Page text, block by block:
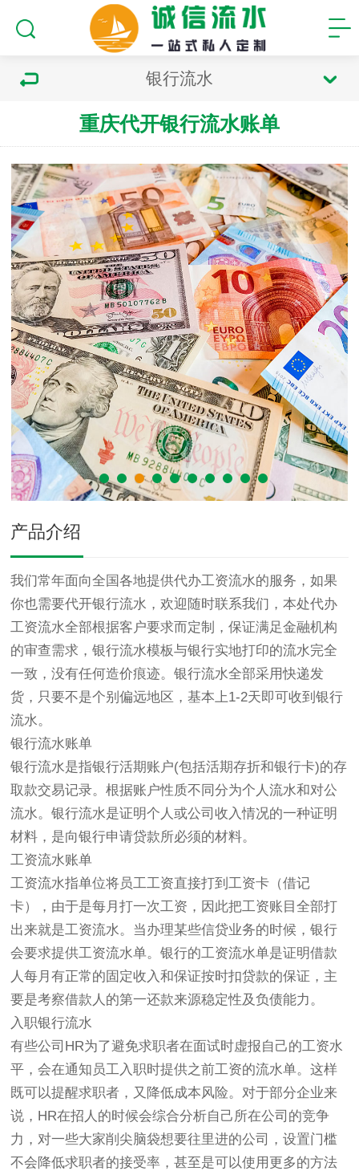
银行流水
重庆代开银行流水账单
产品介绍
我们常年面向全国各地提供代办工资流水的服务，如果
你也需要代开银行流水，欢迎随时联系我们，本处代办
工资流水全部根据客户要求而定制，保证满足金融机构
的审查需求，银行流水模板与银行实地打印的流水完全
一致，没有任何造价痕迹。银行流水全部采用快递发
货，只要不是个别偏远地区，基本上1-2天即可收到银行
流水。
银行流水账单
银行流水是指银行活期账户(包括活期存折和银行卡)的存
取款交易记录。根据账户性质不同分为个人流水和对公
流水。银行流水是证明个人或公司收入情况的一种证明
材料，是向银行申请贷款所必须的材料。
工资流水账单
工资流水指单位将员工工资直接打到工资卡（借记
卡），由于是每月打一次工资，因此把工资账目全部打
出来就是工资流水。当办理某些信贷业务的时候，银行
会要求提供工资流水单。银行的工资流水单是证明借款
人每月有正常的固定收入和保证按时扣贷款的保证，主
要是考察借款人的第一还款来源稳定性及负债能力。
入职银行流水
有些公司HR为了避免求职者在面试时虚报自己的工资水
平，会在通知员工入职时提供之前工资的流水单。这样
既可以提醒求职者，又降低成本风险。对于部分企业来
说，HR在招人的时候会综合分析自己所在公司的竞争
力，对一些大家削尖脑袋想要往里进的公司，设置门槛
不会降低求职者的接受率，甚至是可以使用更多的方法